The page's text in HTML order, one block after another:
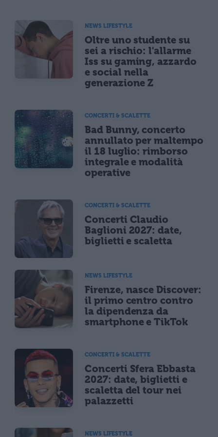
NEWS LIFESTYLE
Oltre uno studente su
sei a rischio: l'allarme
Iss su gaming, azzardo
e social nella
generazione Z
CONCERTI & SCALETTE
Bad Bunny, concerto
annullato per maltempo
il 18 luglio: rimborso
integrale e modalità
operative
CONCERTI & SCALETTE
Concerti Claudio
Baglioni 2027: date,
biglietti e scaletta
NEWS LIFESTYLE
Firenze, nasce Discover:
il primo centro contro
la dipendenza da
smartphone e TikTok
CONCERTI & SCALETTE
Concerti Sfera Ebbasta
2027: date, biglietti e
scaletta del tour nei
palazzetti
NEWS LIFESTYLE